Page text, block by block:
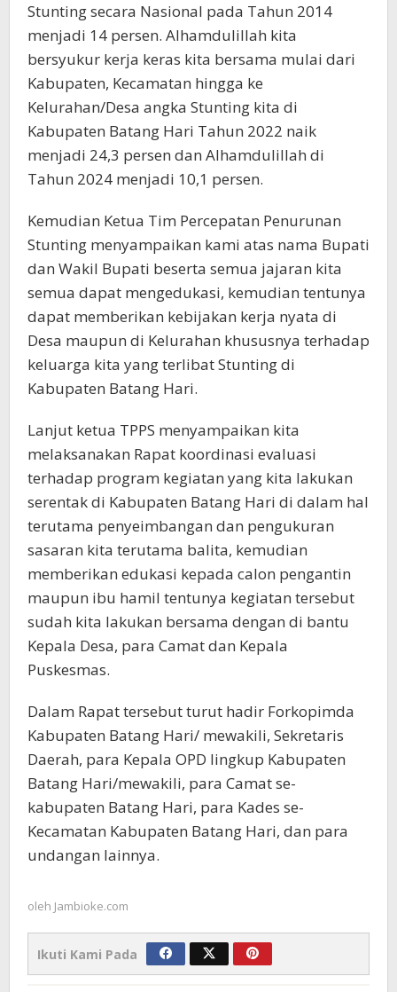
Stunting secara Nasional pada Tahun 2014
menjadi 14 persen. Alhamdulillah kita
bersyukur kerja keras kita bersama mulai dari
Kabupaten, Kecamatan hingga ke
Kelurahan/Desa angka Stunting kita di
Kabupaten Batang Hari Tahun 2022 naik
menjadi 24,3 persen dan Alhamdulillah di
Tahun 2024 menjadi 10,1 persen.
Kemudian Ketua Tim Percepatan Penurunan
Stunting menyampaikan kami atas nama Bupati
dan Wakil Bupati beserta semua jajaran kita
semua dapat mengedukasi, kemudian tentunya
dapat memberikan kebijakan kerja nyata di
Desa maupun di Kelurahan khususnya terhadap
keluarga kita yang terlibat Stunting di
Kabupaten Batang Hari.
Lanjut ketua TPPS menyampaikan kita
melaksanakan Rapat koordinasi evaluasi
terhadap program kegiatan yang kita lakukan
serentak di Kabupaten Batang Hari di dalam hal
terutama penyeimbangan dan pengukuran
sasaran kita terutama balita, kemudian
memberikan edukasi kepada calon pengantin
maupun ibu hamil tentunya kegiatan tersebut
sudah kita lakukan bersama dengan di bantu
Kepala Desa, para Camat dan Kepala
Puskesmas.
Dalam Rapat tersebut turut hadir Forkopimda
Kabupaten Batang Hari/ mewakili, Sekretaris
Daerah, para Kepala OPD lingkup Kabupaten
Batang Hari/mewakili, para Camat se-
kabupaten Batang Hari, para Kades se-
Kecamatan Kabupaten Batang Hari, dan para
undangan lainnya.
oleh Jambioke.com
Ikuti Kami Pada